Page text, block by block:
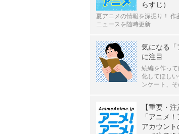
らすじ）
夏アニメの情報を深掘り！ 作
ニュースを随時更新
気になる「
に注目
続編を作っ
化してほし
ンケート、
【重要・
「アニメ
アカウン